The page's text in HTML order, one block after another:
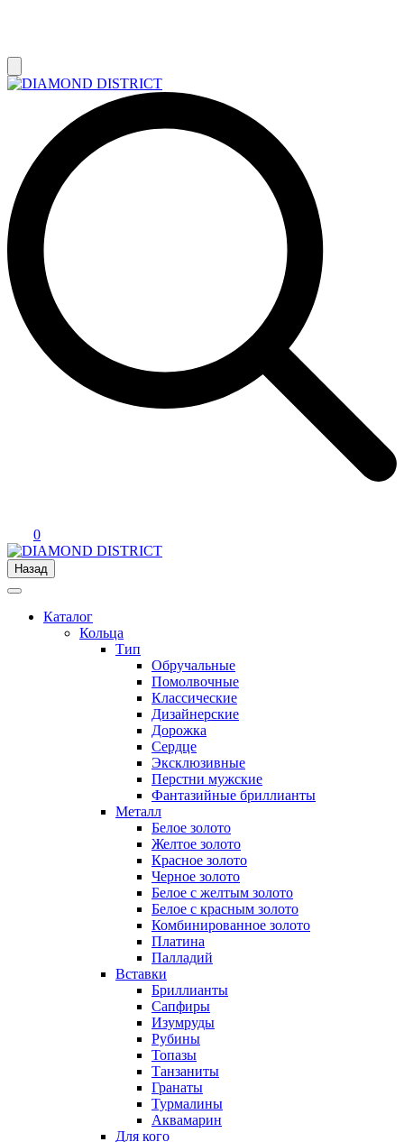
0
Назад
Каталог
Кольца
Тип
Обручальные
Помолвочные
Классические
Дизайнерские
Дорожка
Сердце
Эксклюзивные
Перстни мужские
Фантазийные бриллианты
Металл
Белое золото
Желтое золото
Красное золото
Черное золото
Белое с желтым золото
Белое с красным золото
Комбинированное золото
Платина
Палладий
Вставки
Бриллианты
Сапфиры
Изумруды
Рубины
Топазы
Танзаниты
Гранаты
Турмалины
Аквамарин
Для кого